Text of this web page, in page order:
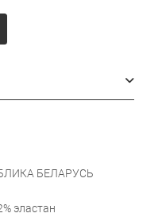
БЕЛАРУСЬ
эластан